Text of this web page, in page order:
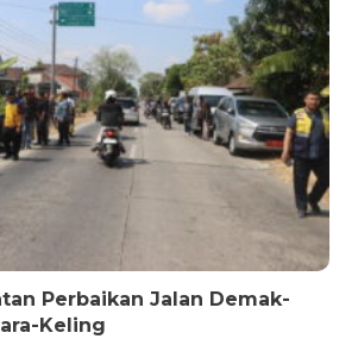
Perbaikan Jalan Demak-
Keling